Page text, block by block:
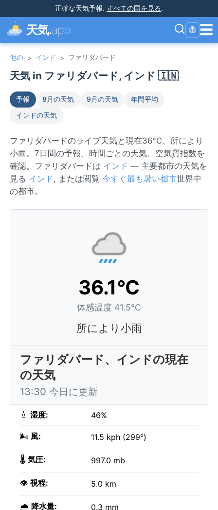
正確な天気予報. すべての国を見る.
天気.app 🌐 ☰
他の > インド > ファリダバード
天気 in ファリダバード, インド 🇮🇳
予報 8月の天気 9月の天気
年間平均
インドの天気
ファリダバードのライブ天気と現在36°C、所により
小雨。7日間の予報、時間ごとの天気、空気質指数を
確認。ファリダバードは インド — 主要都市の天気を
見る インド, または閲覧 今すぐ最も暑い都市世界中
の都市。
36.1°C
体感温度 41.5°C
所により小雨
ファリダバード、インドの現在
の天気
13:30 今日に更新
💧 湿度: 46%
🌬️ 風: 11.5 kph (299°)
🌡️ 気圧: 997.0 mb
👁️ 視程: 5.0 km
🌧️ 降水量: 0.3 mm